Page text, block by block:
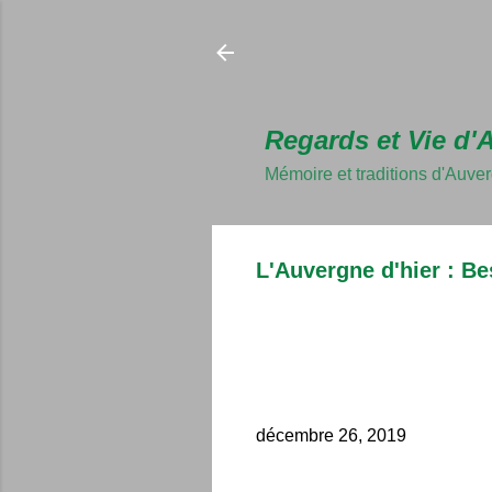
Regards et Vie
Mémoire et traditions
L'Auvergne d'hier :
décembre 26, 2019